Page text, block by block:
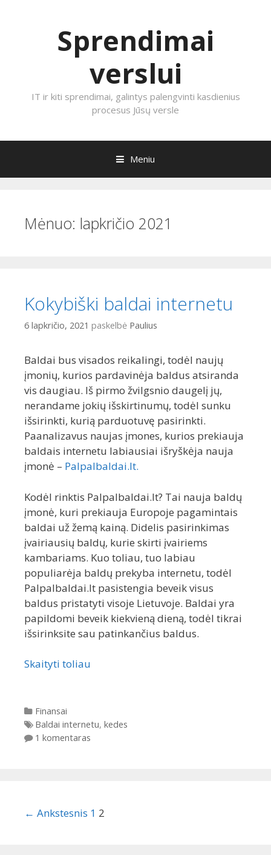
Sprendimai
verslui
IT ir kiti sprendimai, galintys palengvinti kasdienius
procesus Jūsų versle
Meniu
Mėnuo: lapkričio 2021
Kokybiški baldai internetu
6 lapkričio, 2021 paskelbė Paulius
Baldai bus visados reikalingi, todėl naujų
įmonių, kurios pardavinėja baldus atsiranda
vis daugiau. Iš pirmo žvilgsnio daugelį jų,
nerandame jokių išskirtinumų, todėl sunku
išsirinkti, kurią parduotuvę pasirinkti.
Paanalizavus naujas įmones, kurios prekiauja
baldais internetu labiausiai išryškėja nauja
įmonė – Palpalbaldai.lt.
Kodėl rinktis Palpalbaldai.lt? Tai nauja baldų
įmonė, kuri prekiauja Europoje pagamintais
baldai už žemą kainą. Didelis pasirinkimas
įvairiausių baldų, kurie skirti įvairiems
kambariams. Kuo toliau, tuo labiau
populiarėja baldų prekyba internetu, todėl
Palpalbaldai.lt pasistengia beveik visus
baldus pristatyti visoje Lietuvoje. Baldai yra
papildomi beveik kiekvieną dieną, todėl tikrai
išsirinksite sau patinkančius baldus.
Skaityti toliau
Kategorijos
Finansai
Gairės
Baldai internetu, kedes
1 komentaras
Įrašų navigacija
← Ankstesnis 1 2